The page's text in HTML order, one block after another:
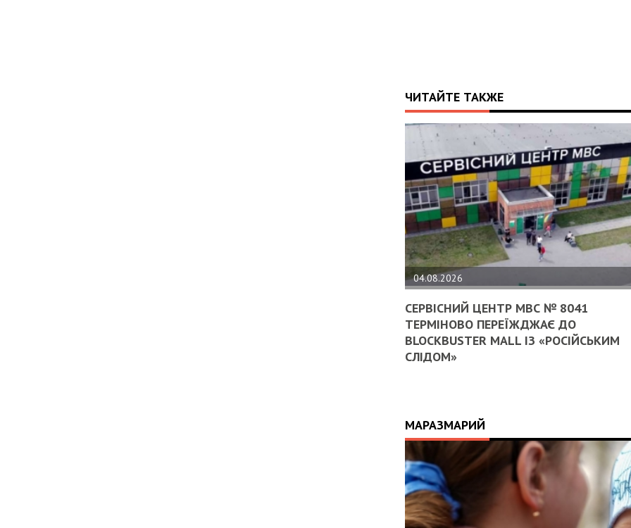
ЧИТАЙТЕ ТАКЖЕ
04.08.2026
СЕРВІСНИЙ ЦЕНТР МВС № 8041
ТЕРМІНОВО ПЕРЕЇЖДЖАЄ ДО
BLOCKBUSTER MALL ІЗ «РОСІЙСЬКИМ
СЛІДОМ»
МАРАЗМАРИЙ